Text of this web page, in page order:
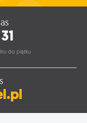
do piątku